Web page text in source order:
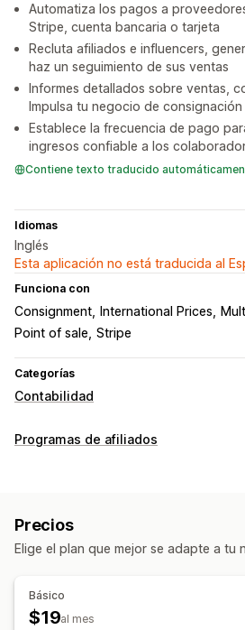
Automatiza los pagos a
Stripe, cuenta bancaria o tarjeta
Recluta afiliados e influencers,
haz un seguimiento de sus ventas
Informes detallados sobre ventas,
Impulsa tu negocio de consignación
Establece la frecuencia de pago
ingresos confiable a los
Contiene texto traducido
Idiomas
Inglés
Esta aplicación no está traducida al
Funciona con
Consignment International Prices
Point of sale Stripe
Categorías
Contabilidad
Informes financieros
Programas de afiliados
Comisión de producto
Experiencia de afiliado
Precios
Elige el plan que mejor se adapte a tu
Básico
$19al mes